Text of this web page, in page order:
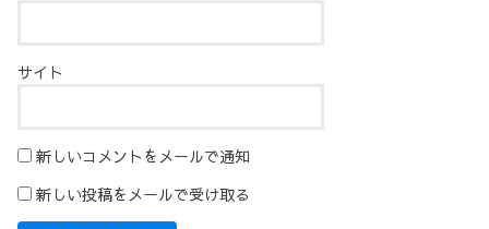
サイト
新しいコメントをメールで通知
新しい投稿をメールで受け取る